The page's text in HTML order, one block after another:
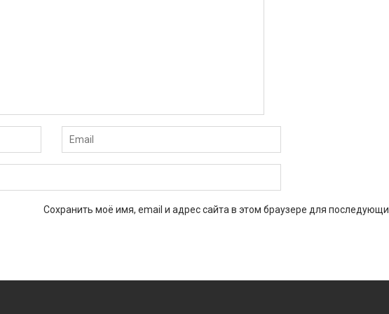
Сохранить моё имя, email и адрес сайта в этом браузере для